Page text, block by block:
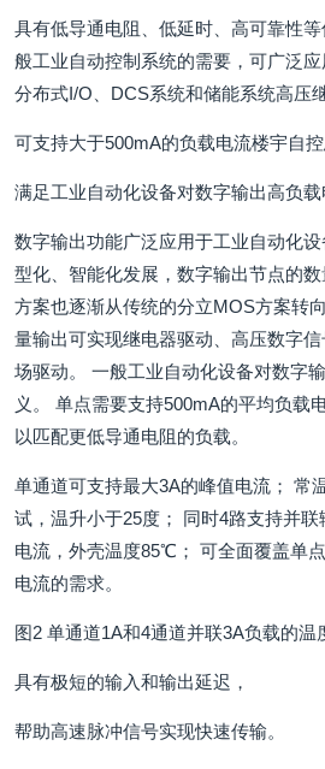
具有低导通电阻、低延时、高可靠性
般工业自动控制系统的需要，可广泛应
分布式I/O、DCS系统和储能系统高压
可支持大于500mA的负载电流楼宇自控
满足工业自动化设备对数字输出高负载
数字输出功能广泛应用于工业自动化
型化、智能化发展，数字输出节点的
方案也逐渐从传统的分立MOS方案转
量输出可实现继电器驱动、高压数字
场驱动。 一般工业自动化设备对数字
义。 单点需要支持500mA的平均负载
以匹配更低导通电阻的负载。
单通道可支持最大3A的峰值电流； 常
试，温升小于25度； 同时4路支持并
电流，外壳温度85℃； 可全面覆盖单
电流的需求。
图2 单通道1A和4通道并联3A负载的温
具有极短的输入和输出延迟，
帮助高速脉冲信号实现快速传输。